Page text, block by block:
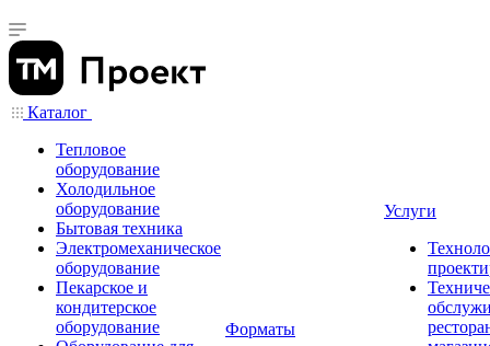
Каталог
Тепловое
оборудование
Холодильное
оборудование
Бытовая техника
Электромеханическое
оборудование
Пекарское и
кондитерское
оборудование
Форматы
Услуги